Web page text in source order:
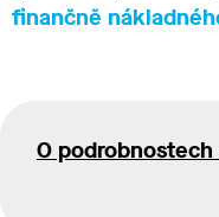
finančně
O